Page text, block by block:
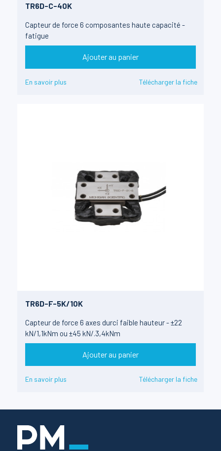
TR6D-C-40K
Capteur de force 6 composantes haute capacité -
fatigue
Ajouter au panier
En savoir plus Télécharger la fiche
TR6D-F-5K/10K
Capteur de force 6 axes durci faible hauteur - ±22
kN/1,1kNm ou ±45 kN/.3,4kNm
Ajouter au panier
En savoir plus Télécharger la fiche